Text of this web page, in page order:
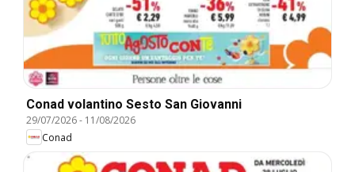
Conad volantino Sesto San Giovanni
29/07/2026- 11/08/2026
Conad